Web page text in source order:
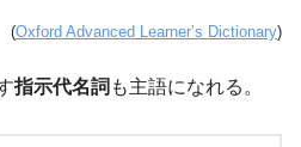
(Oxford Advanced Learner’s Dictionary)
指示代名詞 も主語になれる。